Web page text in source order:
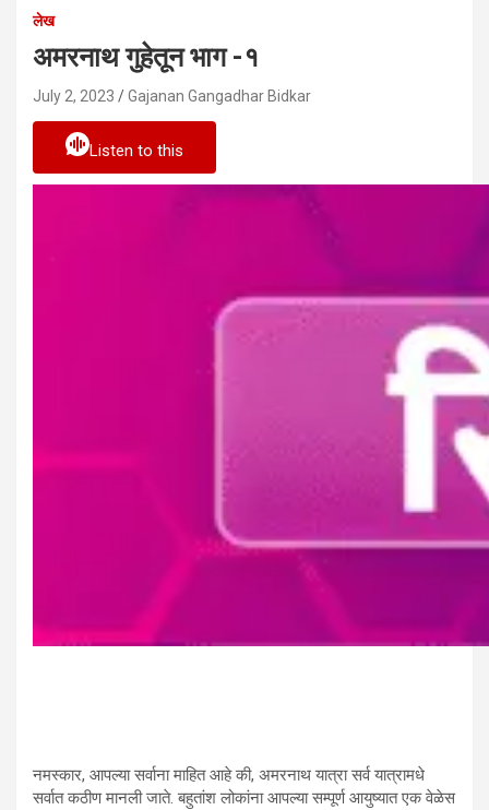
लेख
अमरनाथ गुहेतून भाग -१
July 2, 2023 Gajanan Gangadhar Bidkar
Listen to this
नमस्कार, आपल्या सर्वाना माहित आहे की, अमरनाथ यात्रा सर्व यात्रामधे
सर्वात कठीण मानली जाते. बहुतांश लोकांना आपल्या सम्पूर्ण आयुष्यात एक वेळेस